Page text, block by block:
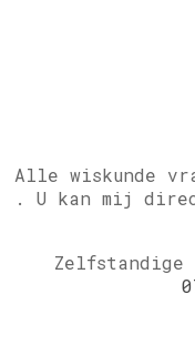
Alle wiskunde
. U kan mij
Zelfstandige